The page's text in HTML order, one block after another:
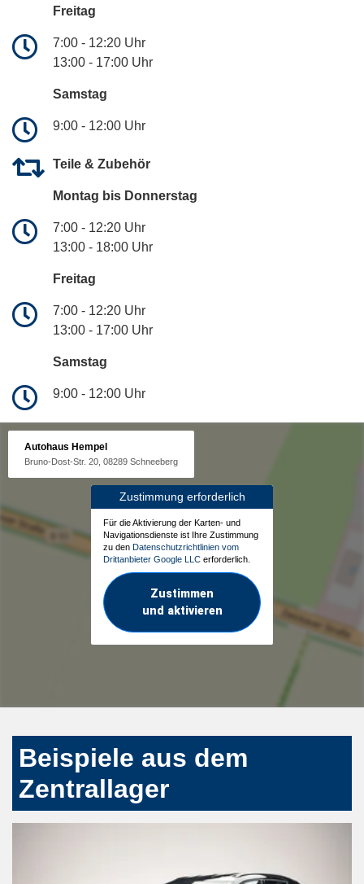
Freitag
7:00 - 12:20 Uhr
13:00 - 17:00 Uhr
Samstag
9:00 - 12:00 Uhr
Teile & Zubehör
Montag bis Donnerstag
7:00 - 12:20 Uhr
13:00 - 18:00 Uhr
Freitag
7:00 - 12:20 Uhr
13:00 - 17:00 Uhr
Samstag
9:00 - 12:00 Uhr
Autohaus Hempel
Bruno-Dost-Str. 20, 08289 Schneeberg
Zustimmung erforderlich
Für die Aktivierung der Karten- und
Navigationsdienste ist Ihre Zustimmung
zu den Datenschutzrichtlinien vom
Drittanbieter Google LLC erforderlich.
Zustimmen
und aktivieren
Beispiele aus dem
Zentrallager